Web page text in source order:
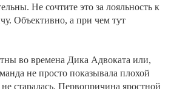
Не сочтите это за лояльность к
Объективно, а при чем тут
во времена Дика Адвоката или,
не просто показывала плохой
старалась. Первопричина яростной